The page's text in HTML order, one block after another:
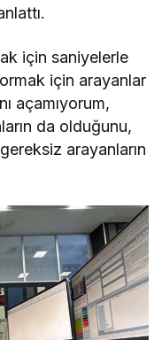
için saniyelerle
için arayanlar
açamıyorum,
da olduğunu,
arayanların